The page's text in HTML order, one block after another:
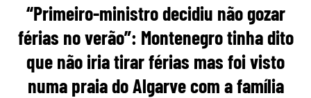
“Primeiro-ministro decidiu não gozar
férias no verão”: Montenegro tinha dito
que não iria tirar férias mas foi visto
numa praia do Algarve com a família